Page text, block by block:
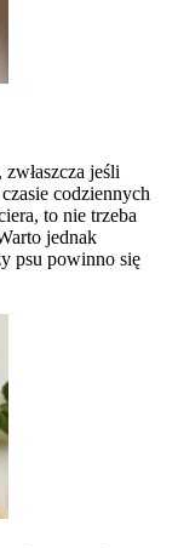
jeśli
codziennych
to nie trzeba
jednak
psu powinno się